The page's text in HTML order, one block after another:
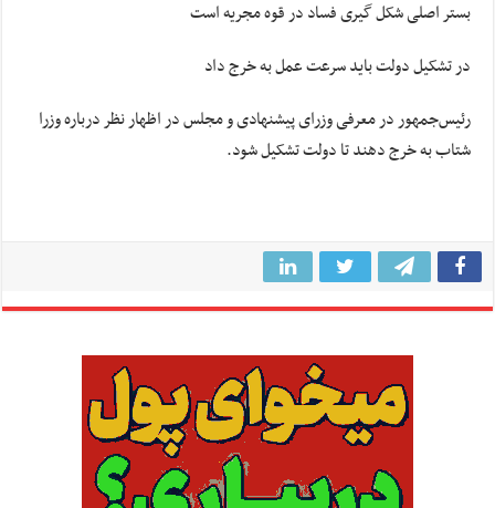
بستر اصلی شکل گیری فساد در قوه مجریه است
در تشکیل دولت باید سرعت عمل به خرج داد
رئیس‌جمهور در معرفی وزرای پیشنهادی و مجلس در اظهار نظر درباره وزرا
شتاب به خرج دهند تا دولت تشکیل شود.